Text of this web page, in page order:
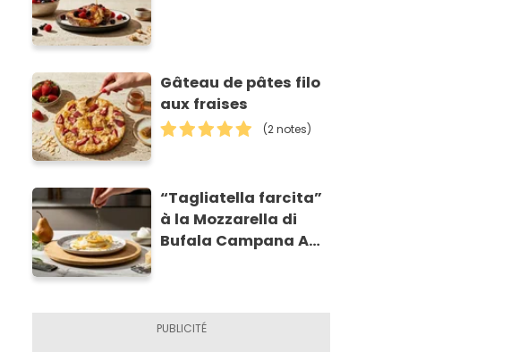
Gâteau de pâtes filo
aux fraises
(2 notes)
“Tagliatella farcita”
à la Mozzarella di
Bufala Campana AOP
croustillants de